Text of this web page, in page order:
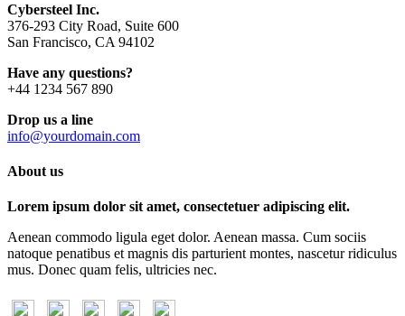
Cybersteel Inc.
376-293 City Road, Suite 600
San Francisco, CA 94102
Have any questions?
+44 1234 567 890
Drop us a line
info@yourdomain.com
About us
Lorem ipsum dolor sit amet, consectetuer adipiscing elit.
Aenean commodo ligula eget dolor. Aenean massa. Cum sociis
natoque penatibus et magnis dis parturient montes, nascetur ridiculus
mus. Donec quam felis, ultricies nec.